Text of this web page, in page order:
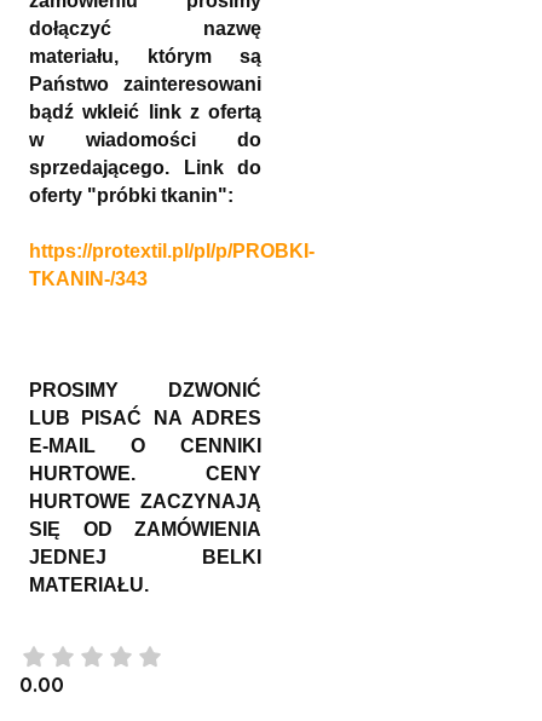
dołączyć nazwę
materiału, którym są
Państwo zainteresowani
bądź wkleić link z ofertą
w wiadomości do
sprzedającego. Link do
oferty "próbki tkanin":
https://protextil.pl/pl/p/PROBKI-
TKANIN-/343
PROSIMY DZWONIĆ
LUB PISAĆ NA ADRES
E-MAIL O CENNIKI
HURTOWE. CENY
HURTOWE ZACZYNAJĄ
SIĘ OD ZAMÓWIENIA
JEDNEJ BELKI
MATERIAŁU.
0.00